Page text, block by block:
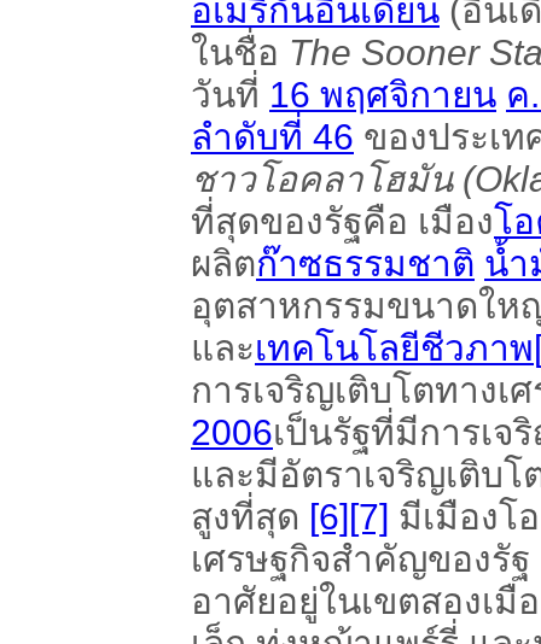
อเมริกันอินเดียน (อินเ
ในชื่อ The Sooner
วันที่ 16 พฤศจิกายน ค
ลำดับที่ 46 ของประเ
ชาวโอคลาโฮมัน
ที่สุดของรัฐคือ เมืองโ
ผลิตก๊าซธรรมชาติ น้ำ
อุตสาหกรรมขนาดให
และเทคโนโลยีชีวภาพ
การเจริญเติบโตทางเ
2006เป็นรัฐที่มีการเจ
และมีอัตราเจริญเติบโ
สูงที่สุด [6][7] มีเมืองโ
เศรษฐกิจสำคัญของรัฐ
อาศัยอยู่ในเขตสองเมื